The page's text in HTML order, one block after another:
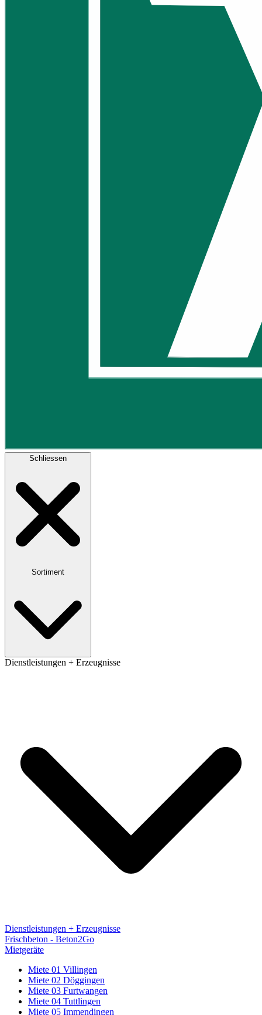
Schliessen
Sortiment
Dienstleistungen + Erzeugnisse
Dienstleistungen + Erzeugnisse
Frischbeton - Beton2Go
Mietgeräte
Miete 01 Villingen
Miete 02 Döggingen
Miete 03 Furtwangen
Miete 04 Tuttlingen
Miete 05 Immendingen